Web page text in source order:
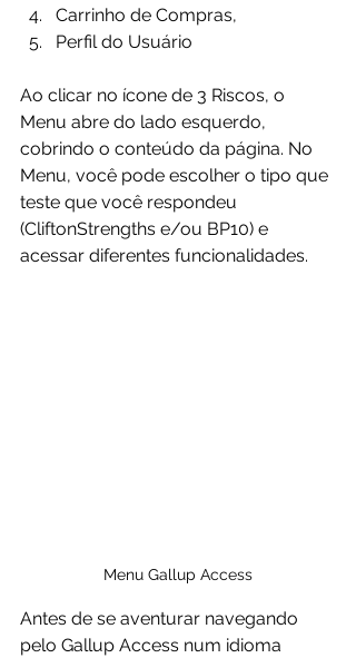
Carrinho de Compras,
Perfil do Usuário
Ao clicar no ícone de 3 Riscos, o
Menu abre do lado esquerdo,
cobrindo o conteúdo da página. No
Menu, você pode escolher o tipo que
teste que você respondeu
(CliftonStrengths e/ou BP10) e
acessar diferentes funcionalidades.
Menu Gallup Access
Antes de se aventurar navegando
pelo Gallup Access num idioma